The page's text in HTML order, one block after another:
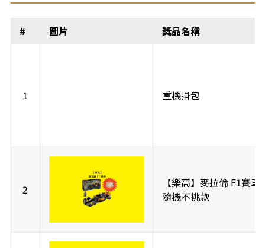
# 圖片 獎品名稱
1 重機掛包
2
【樂高】麥拉倫 F1賽車
隨機不挑款